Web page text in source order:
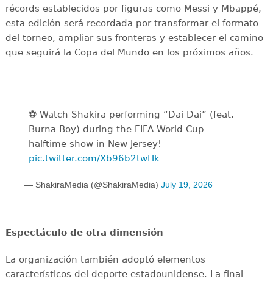
récords establecidos por figuras como Messi y Mbappé,
esta edición será recordada por transformar el formato
del torneo, ampliar sus fronteras y establecer el camino
que seguirá la Copa del Mundo en los próximos años.
⚽️️ Watch Shakira performing “Dai Dai” (feat.
Burna Boy) during the FIFA World Cup
halftime show in New Jersey!
pic.twitter.com/Xb96b2twHk
— ShakiraMedia (@ShakiraMedia) July 19, 2026
Espectáculo de otra dimensión
La organización también adoptó elementos
característicos del deporte estadounidense. La final